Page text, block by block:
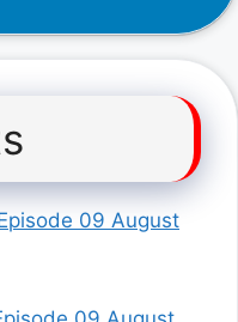
09 August